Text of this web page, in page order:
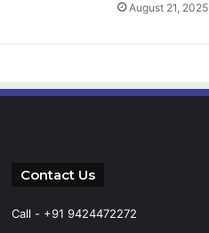
August 21, 2025
Contact Us
Call - +91 9424472272